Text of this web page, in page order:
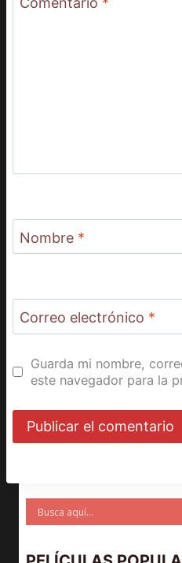
Nombre *
Correo electrónico *
Guarda mi nombre,
este navegador para la